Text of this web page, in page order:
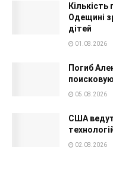
Одещині
дітей
01.08.2026
Погиб
05.08.2026
США
02.08.2026